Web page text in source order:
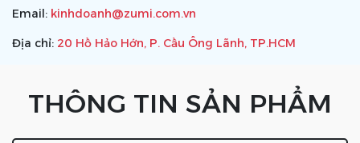
Email: kinhdoanh@zumi.com.vn
Địa chỉ: 20 Hồ Hảo Hớn, P. Cầu Ông Lãnh, TP.HCM
THÔNG TIN SẢN PHẨM